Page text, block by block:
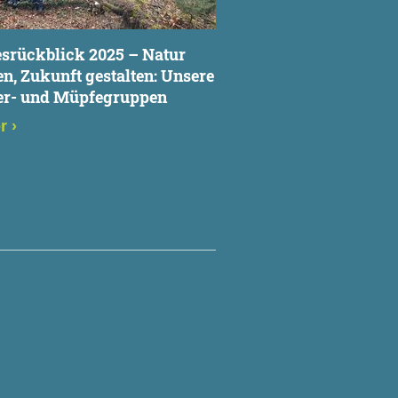
2025 – Natur
Zukunft gestalten: Unsere
und Müpfegruppen
›